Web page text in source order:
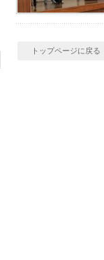
トップページに戻る